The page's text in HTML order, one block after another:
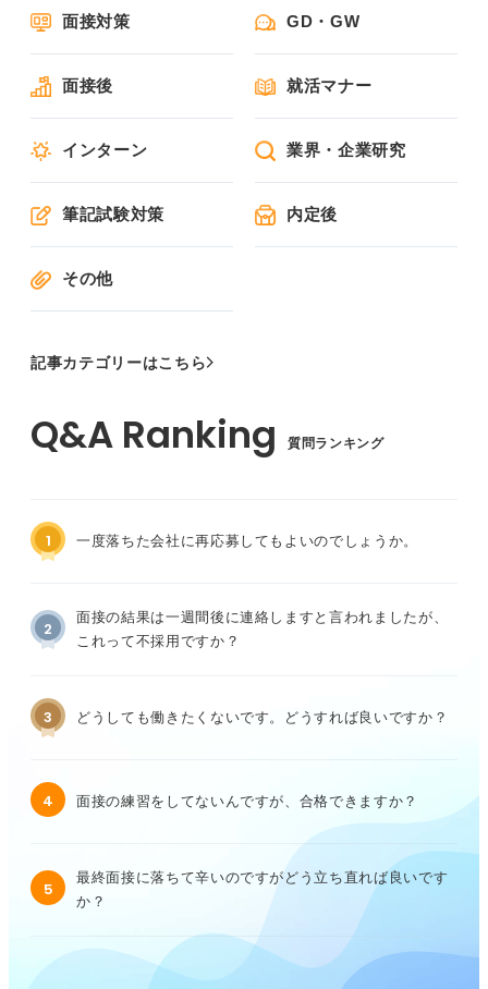
面接対策 GD・GW
面接後 就活マナー
インターン 業界・企業研究
筆記試験対策 内定後
その他
記事カテゴリーはこちら
質問ランキング
1 一度落ちた会社に再応募してもよいのでしょうか。
2
面接の結果は一週間後に連絡しますと言われましたが、
これって不採用ですか？
3 どうしても働きたくないです。どうすれば良いですか？
4 面接の練習をしてないんですが、合格できますか？
5
最終面接に落ちて辛いのですがどう立ち直れば良いです
か？